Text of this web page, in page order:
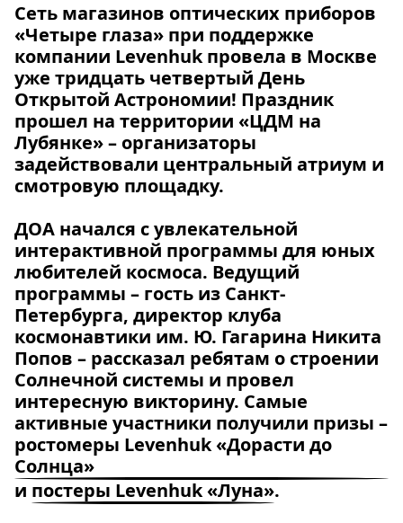
Сеть магазинов оптических приборов
«Четыре глаза» при поддержке
компании Levenhuk провела в Москве
уже тридцать четвертый День
Открытой Астрономии! Праздник
прошел на территории «ЦДМ на
Лубянке» – организаторы
задействовали центральный атриум и
смотровую площадку.
ДОА начался с увлекательной
интерактивной программы для юных
любителей космоса. Ведущий
программы – гость из Санкт-
Петербурга, директор клуба
космонавтики им. Ю. Гагарина Никита
Попов – рассказал ребятам о строении
Солнечной системы и провел
интересную викторину. Самые
активные участники получили призы –
ростомеры Levenhuk «Дорасти до
Солнца»
и постеры Levenhuk «Луна».